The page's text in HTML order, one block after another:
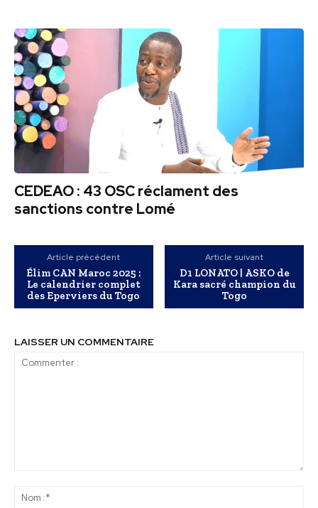
CEDEAO : 43 OSC réclament des
sanctions contre Lomé
Article précédent
Élim CAN Maroc 2025 :
Le calendrier complet
des Eperviers du Togo
Article suivant
D1 LONATO | ASKO de
Kara sacré champion du
Togo
LAISSER UN COMMENTAIRE